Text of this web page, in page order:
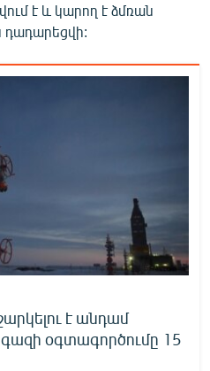
է և կարող է ձմռան
դադարեցվի:
է անդամ
գազի օգտագործումը 15